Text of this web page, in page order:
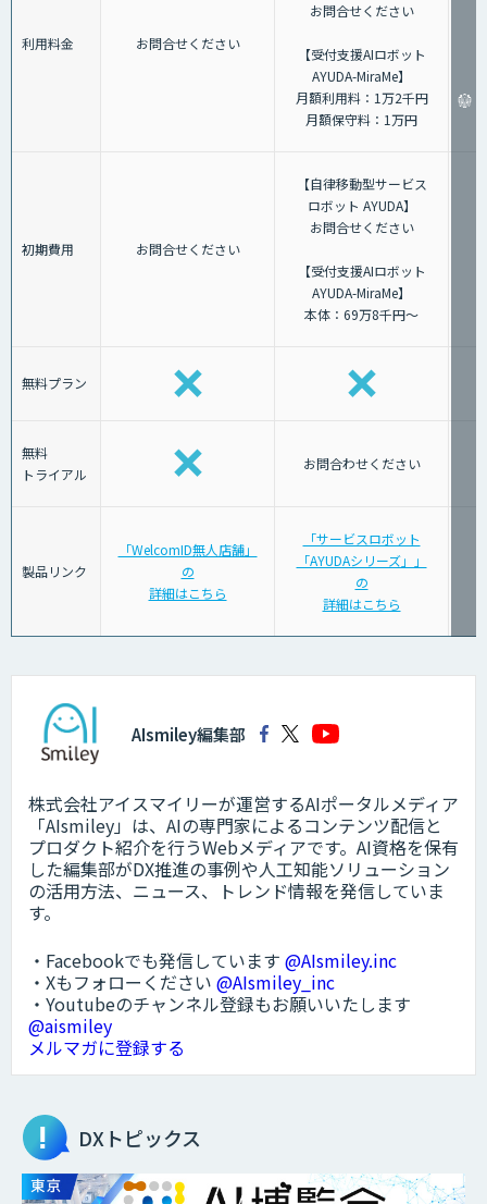
利用料金 お問合せください
お問合せください
【受付支援AIロボット
AYUDA-MiraMe】
月額利用料：1万2千円
月額保守料：1万円
初期費用 お問合せください
【自律移動型サービス
ロボット AYUDA】
お問合せください
【受付支援AIロボット
AYUDA-MiraMe】
本体：69万8千円～
無料プラン
無料
トライアル
お問合わせください
製品リンク
「WelcomID無人店舗」
の
詳細はこちら
「サービスロボット
「AYUDAシリーズ」」
の
詳細はこちら
AIsmiley編集部
株式会社アイスマイリーが運営するAIポータルメディア
「AIsmiley」は、AIの専門家によるコンテンツ配信と
プロダクト紹介を行うWebメディアです。AI資格を保有
した編集部がDX推進の事例や人工知能ソリューション
の活用方法、ニュース、トレンド情報を発信していま
す。
・Facebookでも発信しています @AIsmiley.inc
・Xもフォローください @AIsmiley_inc
・Youtubeのチャンネル登録もお願いいたします
@aismiley
メルマガに登録する
DXトピックス